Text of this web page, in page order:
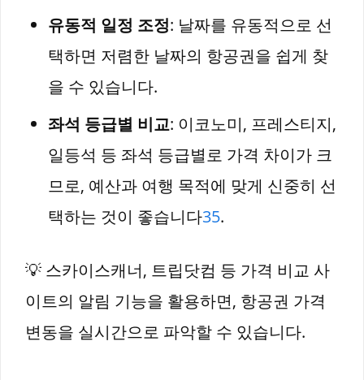
유동적 일정 조정: 날짜를 유동적으로 선
택하면 저렴한 날짜의 항공권을 쉽게 찾
을 수 있습니다.
좌석 등급별 비교: 이코노미, 프레스티지,
일등석 등 좌석 등급별로 가격 차이가 크
므로, 예산과 여행 목적에 맞게 신중히 선
택하는 것이 좋습니다35.
💡 스카이스캐너, 트립닷컴 등 가격 비교 사
이트의 알림 기능을 활용하면, 항공권 가격
변동을 실시간으로 파악할 수 있습니다.